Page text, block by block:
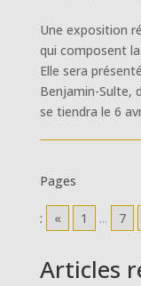
Une exposition
qui composent la
Elle sera
Benjamin-Sulte,
se tiendra le 6
Pages
: « 1 ... 7
Articles